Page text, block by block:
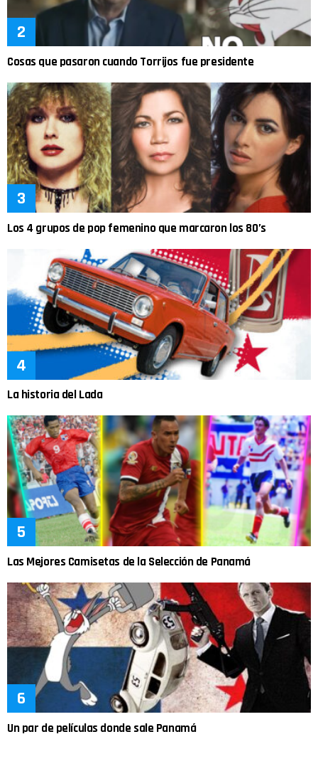
Cosas que pasaron cuando Torrijos fue presidente
Los 4 grupos de pop femenino que marcaron los 80’s
La historia del Lada
Las Mejores Camisetas de la Selección de Panamá
Un par de películas donde sale Panamá